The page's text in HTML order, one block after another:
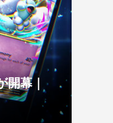
幕｜